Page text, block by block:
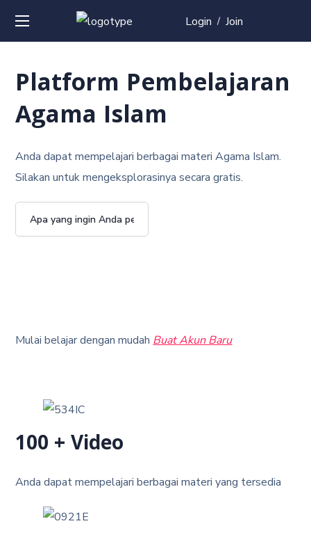
Login / Join
Platform Pembelajaran
Agama Islam
Anda dapat mempelajari berbagai materi Agama Islam.
Silakan untuk mengeksplorasinya secara gratis.
Mulai belajar dengan mudah Buat Akun Baru
100 + Video
Anda dapat mempelajari berbagai materi yang tersedia